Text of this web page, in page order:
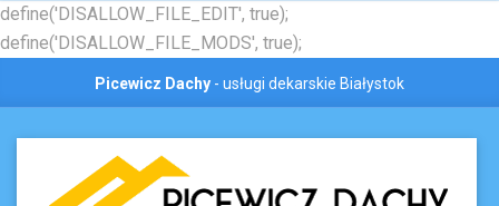
define('DISALLOW_FILE_EDIT', true);
define('DISALLOW_FILE_MODS', true);
Picewicz Dachy - usługi dekarskie Białystok